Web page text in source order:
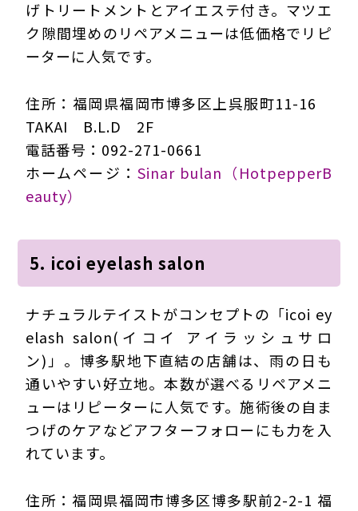
げトリートメントとアイエステ付き。マツエ
ク隙間埋めのリペアメニューは低価格でリピ
ーターに人気です。
住所：福岡県福岡市博多区上呉服町11-16
TAKAI B.L.D 2F
電話番号：092-271-0661
ホームページ： Sinar bulan（HotpepperB
eauty）
5. icoi eyelash salon
ナチュラルテイストがコンセプトの「icoi ey
elash salon(イコイ アイラッシュサロ
ン)」。博多駅地下直結の店舗は、雨の日も
通いやすい好立地。本数が選べるリペアメニ
ューはリピーターに人気です。施術後の自ま
つげのケアなどアフターフォローにも力を入
れています。
住所：福岡県福岡市博多区博多駅前2-2-1 福